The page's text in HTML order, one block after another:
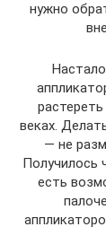
нужно
веках.
— не
Получилось
есть